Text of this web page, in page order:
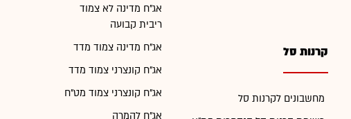
קרנות סל
מחשבונים לקרנות סל
אג"ח מדינה לא צמוד
ריבית קבועה
אג"ח מדינה צמוד מדד
אג"ח קונצרני צמוד מדד
אג"ח קונצרני צמוד מט"ח
אג"ח להמרה